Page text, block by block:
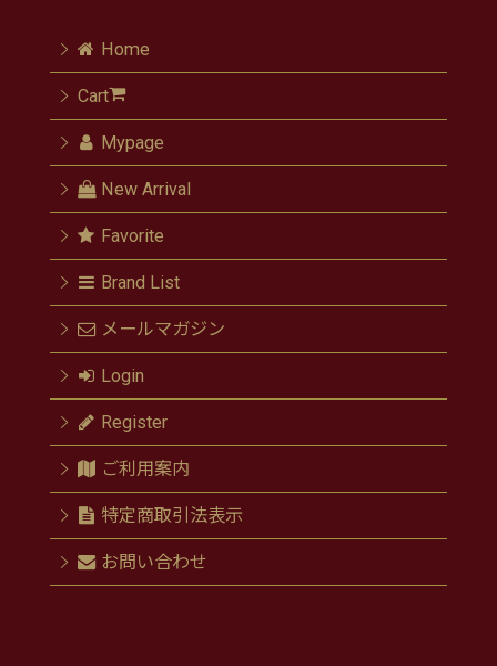
Home
Cart
Mypage
New Arrival
Favorite
Brand List
メールマガジン
Login
Register
ご利用案内
特定商取引法表示
お問い合わせ